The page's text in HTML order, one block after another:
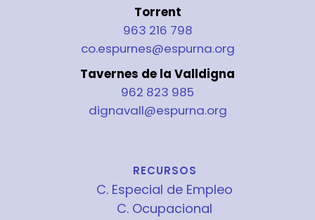
Torrent
963 216 798
co.espurnes@espurna.org
Tavernes de la Valldigna
962 823 985
dignavall@espurna.org
RECURSOS
C. Especial de Empleo
C. Ocupacional